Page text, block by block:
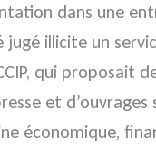
dans une
jugé illicite un
qui proposait
et d’ouvrages
économique,